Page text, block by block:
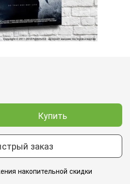
Купить
заказ
накопительной скидки